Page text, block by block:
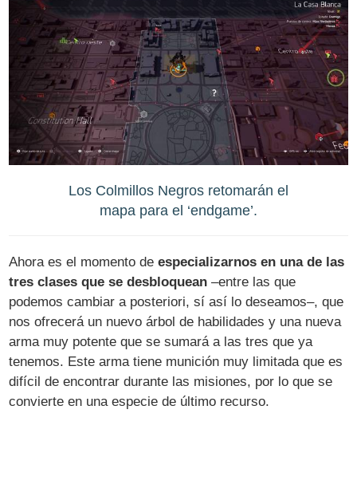
Los Colmillos Negros retomarán el
mapa para el ‘endgame’.
Ahora es el momento deespecializarnos en una de las
tres clases que se desbloquean –entre las que
podemos cambiar a posteriori, sí así lo deseamos–, que
nos ofrecerá un nuevo árbol de habilidades y una nueva
arma muy potente que se sumará a las tres que ya
tenemos. Este arma tiene munición muy limitada que es
difícil de encontrar durante las misiones, por lo que se
convierte en una especie de último recurso.